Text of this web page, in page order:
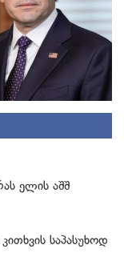
ელის აშშ
საპასუხოდ